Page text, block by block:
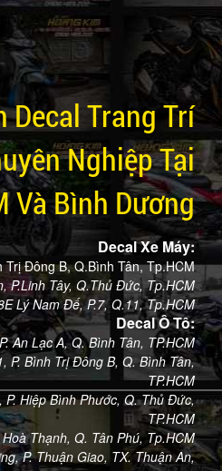
Decal Trang Trí
Nghiệp Tại
Và Bình Dương
Decal Xe Máy:
Trị Đông B, Q.Bình Tân, Tp.HCM
P.Linh Tây, Q.Thủ Đức, Tp.HCM
Lý Nam Đế, P.7, Q.11, Tp.HCM
Decal Ô Tô:
An Lạc A, Q. Bình Tân, TP.HCM
P. Bình Trị Đông B, Q. Bình Tân,
TP.HCM
P. Hiệp Bình Phước, Q. Thủ Đức,
TP.HCM
Thạnh, Q. Tân Phú, Tp.HCM
P. Thuận Giao, TX. Thuận An,